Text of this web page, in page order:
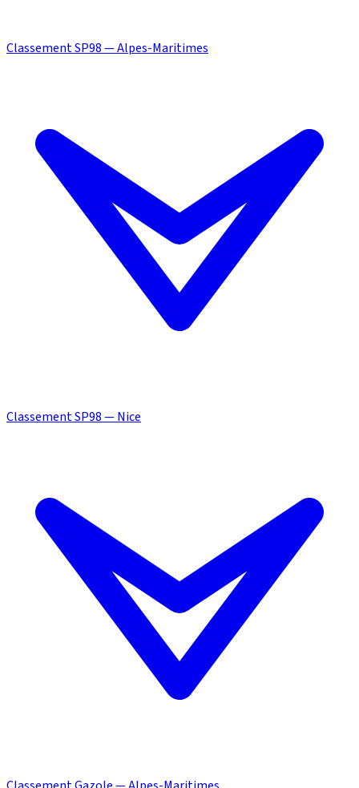
Classement SP98 — Alpes-Maritimes
Classement SP98 — Nice